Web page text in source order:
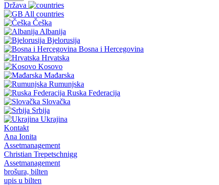
Država
All countries
Češka
Albanija
Bjelorusija
Bosna i Hercegovina
Hrvatska
Kosovo
Mađarska
Rumunjska
Ruska Federacija
Slovačka
Srbija
Ukrajina
Kontakt
Ana Ionita
Assetmanagement
Christian Trepetschnigg
Assetmanagement
brošura, bilten
upis u bilten